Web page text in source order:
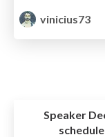
vinicius73
Speaker